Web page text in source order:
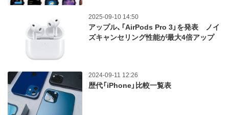
2025-09-10 14:50
アップル、「AirPods Pro 3」を発表 ノイ
ズキャンセリング性能が最大4倍アップ
2024-09-11 12:26
歴代「iPhone」比較一覧表